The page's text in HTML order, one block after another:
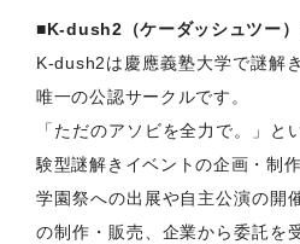
■K-dush2（ケーダッシュツー
K-dush2は慶應義塾大学で謎解
唯一の公認サークルです。
「ただのアソビを全力で。」と
験型謎解きイベントの企画・制
学園祭への出展や自主公演の開
の制作・販売、企業から委託を